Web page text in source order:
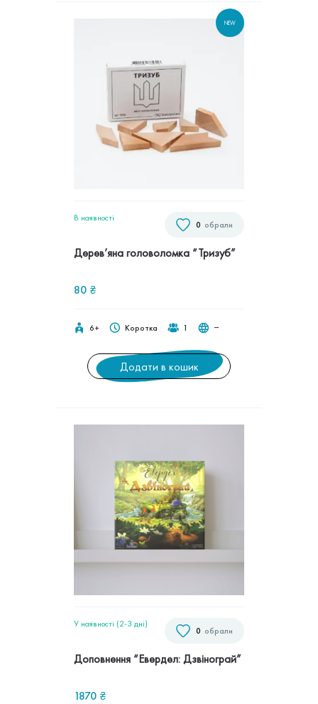
NEW
обрали
0
В наявностi
Дерев’яна головоломка “Тризуб”
80 ₴
6+ Коротка 1 ‒
Додати в кошик
обрали
0
У наявності (2-3 дні)
Доповнення “Евердел: Дзвінограй”
1870 ₴